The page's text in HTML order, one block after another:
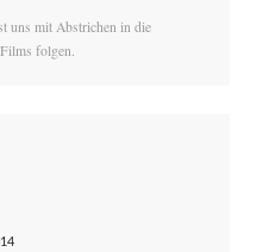
uns mit Abstrichen in die
folgen.